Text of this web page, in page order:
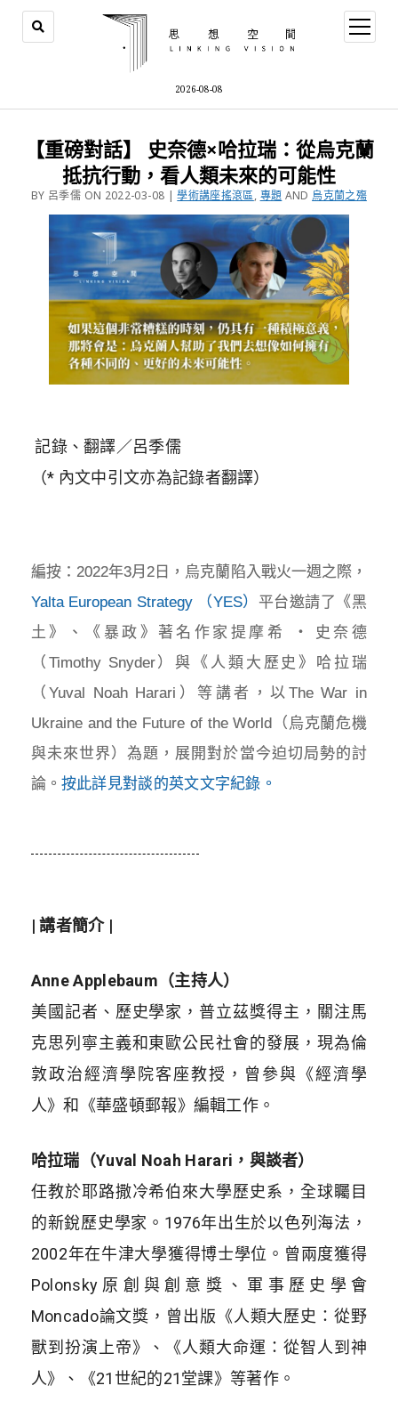
2026-08-08
【重磅對話】 史奈德×哈拉瑞：從烏克蘭
抵抗行動，看人類未來的可能性
BY 呂季儒 ON 2022-03-08 |學術講座搖滾區, 專題 AND 烏克蘭之殤
記錄、翻譯 ／呂季儒
（* 內文中引文亦為記錄者翻譯）
編按：2022年3月2日，烏克蘭陷入戰火一週之際，
Yalta European Strategy （YES） 平台邀請了《黑
土》、《暴政》著名作家提摩希 ‧ 史奈 德
（Timothy Snyder）與《人類大歷史》哈拉瑞
（Yuval Noah Harari）等講者，以The War in
Ukraine and the Future of the World（烏克蘭危機
與未來世界）為題，展開對於當今迫切局勢的討
論。 按此詳見對談的英文文字紀錄。
| 講者簡介 |
Anne Applebaum（主持人）
美國記者、歷史學家，普立茲獎得主，關注馬
克思列寧主義和東歐公民社會的發展，現為倫
敦政治經濟學院客座教授，曾參與《經濟學
人》和《華盛頓郵報》編輯工作。
哈拉瑞（Yuval Noah Harari， 與談者）
任教於耶路撒冷希伯來大學歷史系，全球矚目
的新銳歷史學家。1976年出生於以色列海法，
2002年在牛津大學獲得博士學位。曾兩度獲得
Polonsky原創與創意獎、軍事歷史學會
Moncado論文獎，曾出版《人類大歷史：從野
獸到扮演上帝》、《人類大命運：從智人到神
人》、《21世紀的21堂課》等著作。